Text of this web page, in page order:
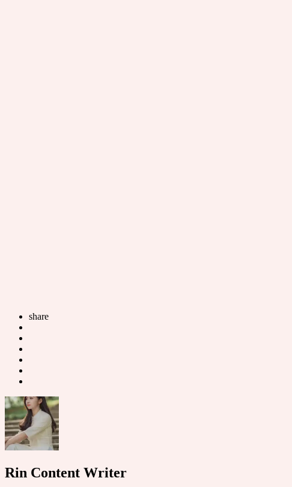
share
Rin Content Writer